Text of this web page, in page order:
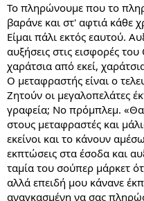
Το πληρώνουμε που το
βαράνε και στ' αφτιά κάθε
Είμαι πάλι εκτός εαυτού.
αυξήσεις στις εισφορές
χαράτσια από εκεί,
Ο μεταφραστής είναι ο
Ζητούν οι μεγαλοπελάτες
γραφεία; Νο πρόμπλεμ.
στους μεταφραστές και
εκείνοι και το κάνουν
εκπτώσεις στα έσοδα και
ταμία του σούπερ μάρκετ
αλλά επειδή μου κάνανε
αναγκασμένη να σας